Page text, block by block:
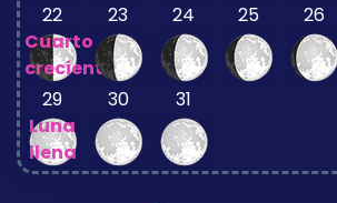
22
Cuarto
creciente
23 24 25 26
29
Luna
llena
30 31